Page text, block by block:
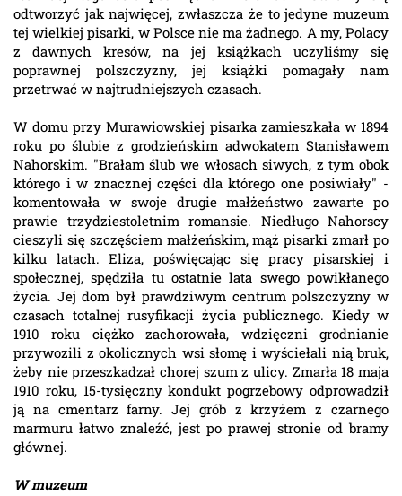
odtworzyć jak najwięcej, zwłaszcza że to jedyne muzeum
tej wielkiej pisarki, w Polsce nie ma żadnego. A my, Polacy
z dawnych kresów, na jej książkach uczyliśmy się
poprawnej polszczyzny, jej książki pomagały nam
przetrwać w najtrudniejszych czasach.
W domu przy Murawiowskiej pisarka zamieszkała w 1894
roku po ślubie z grodzieńskim adwokatem Stanisławem
Nahorskim. "Brałam ślub we włosach siwych, z tym obok
którego i w znacznej części dla którego one posiwiały" -
komentowała w swoje drugie małżeństwo zawarte po
prawie trzydziestoletnim romansie. Niedługo Nahorscy
cieszyli się szczęściem małżeńskim, mąż pisarki zmarł po
kilku latach. Eliza, poświęcając się pracy pisarskiej i
społecznej, spędziła tu ostatnie lata swego powikłanego
życia. Jej dom był prawdziwym centrum polszczyzny w
czasach totalnej rusyfikacji życia publicznego. Kiedy w
1910 roku ciężko zachorowała, wdzięczni grodnianie
przywozili z okolicznych wsi słomę i wyściełali nią bruk,
żeby nie przeszkadzał chorej szum z ulicy. Zmarła 18 maja
1910 roku, 15-tysięczny kondukt pogrzebowy odprowadził
ją na cmentarz farny. Jej grób z krzyżem z czarnego
marmuru łatwo znaleźć, jest po prawej stronie od bramy
głównej.
W muzeum